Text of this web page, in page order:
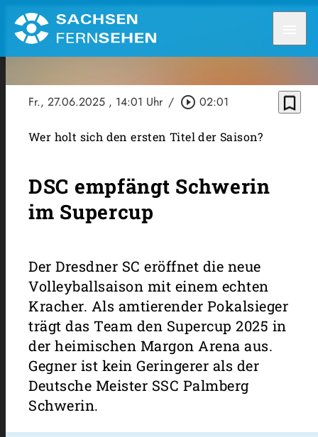
Fr., 27.06.2025 , 14:01 Uhr / play_circle_outline 02:01 bookmark_border
Wer holt sich den ersten Titel der Saison?
DSC empfängt Schwerin
im Supercup
Der Dresdner SC eröffnet die neue
Volleyballsaison mit einem echten
Kracher. Als amtierender Pokalsieger
trägt das Team den Supercup 2025 in
der heimischen Margon Arena aus.
Gegner ist kein Geringerer als der
Deutsche Meister SSC Palmberg
Schwerin.